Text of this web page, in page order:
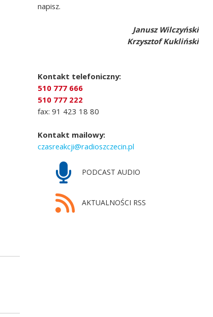
napisz.
Janusz Wilczyński
Krzysztof Kukliński
Kontakt telefoniczny:
510 777 666
510 777 222
fax: 91 423 18 80
Kontakt mailowy:
czasreakcji@radioszczecin.pl
PODCAST AUDIO
AKTUALNOŚCI RSS